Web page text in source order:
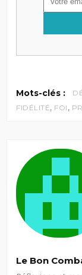
Mots-clés :
FIDÉLITÉ, FOI ,
Le Bon